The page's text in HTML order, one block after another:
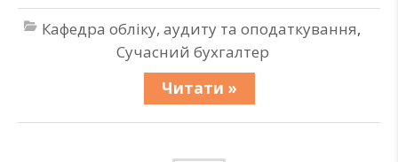
Кафедра обліку, аудиту та оподаткування,
Сучасний бухгалтер
Читати »